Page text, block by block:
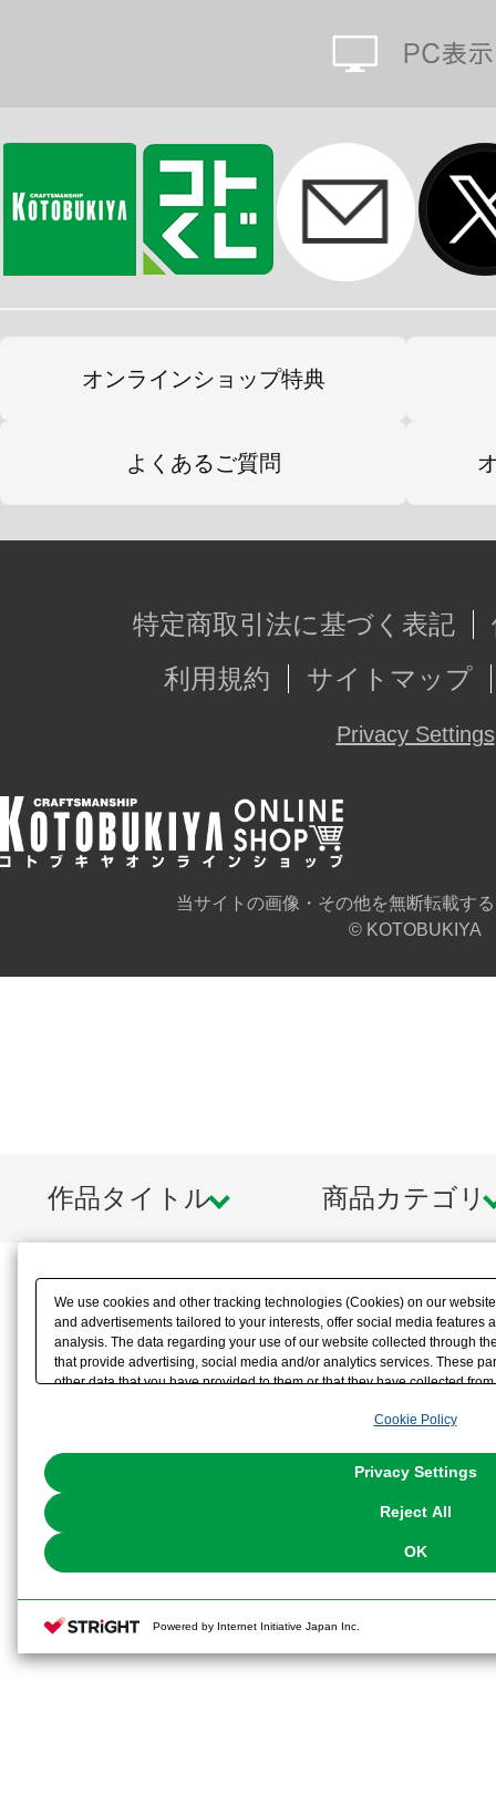
オンラインショップ特典
よくあるご質問
特定商取引法に基づく表記
利用規約
サイトマップ
Privacy Settings
当サイトの画像・その他を無断転載す
© KOTOBUKIYA
作品タイトル 商品カテゴリ
We use cookies and other tracking technologies (Cookies) on our
and advertisements tailored to your interests, offer social media features
analysis. The data regarding your use of our website collected through
that provide advertising, social media and/or analytics services. These
other data that you have provided to them or that they have collected
the use of all Cookies except for Strictly Necessary Cookies, please
You can change your consent or rejection settings at any time via
Cookie Policy
Privacy Settings
Reject All
OK
Powered by Internet Initiative Japan Inc.